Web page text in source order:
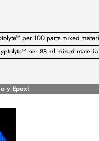
per 100 parts mixed
per 88 ml mixed material
y Epoxi